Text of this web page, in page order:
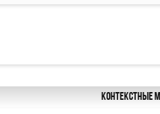
Контекстные